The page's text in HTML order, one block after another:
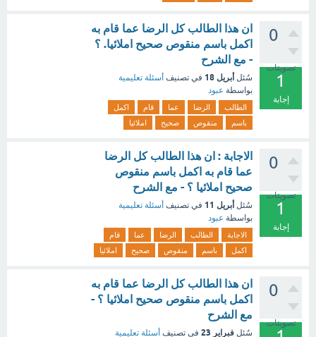
0
تصويتات
1
إجابة
ان هذا الطالب كل الرضا عما قام به
اكمل باسم منقوص صحيح املائيا. ؟
- مع الشرح
سُئل أبريل 18 في تصنيف أسئلة تعليمية
بواسطة عبود
الطالب الرضا عما قام
اكمل
باسم
منقوص صحيح املائيا
0
تصويتات
1
إجابة
الاجابة : ان هذا الطالب كل الرضا
عما قام به اكمل باسم منقوص
صحيح املائيا ؟ - مع الشرح
سُئل أبريل 11 في تصنيف أسئلة تعليمية
بواسطة عبود
الاجابة الطالب الرضا عما
قام
اكمل
باسم منقوص صحيح املائيا
0
تصويتات
ان هذا الطالب كل الرضا عما قام به
اكمل باسم منقوص صحيح املائيا ؟ -
مع الشرح
سُئل فبراير 23 في تصنيف أسئلة تعليمية